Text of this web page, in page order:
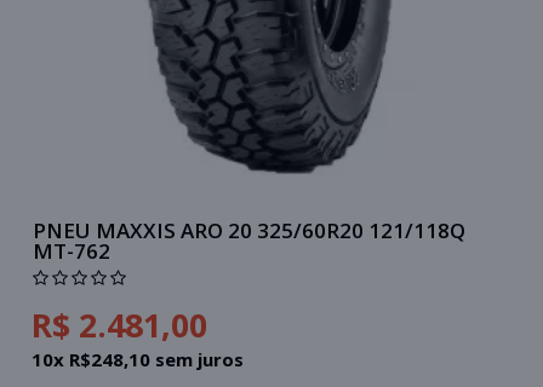
PNEU MAXXIS ARO 20 325/60R20 121/118Q
MT-762
R$ 2.481,00
10x R$248,10 sem juros